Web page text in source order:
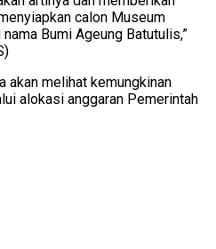
calon Museum
Bumi Ageung Batutulis,”
akan melihat kemungkinan
alokasi anggaran Pemerintah